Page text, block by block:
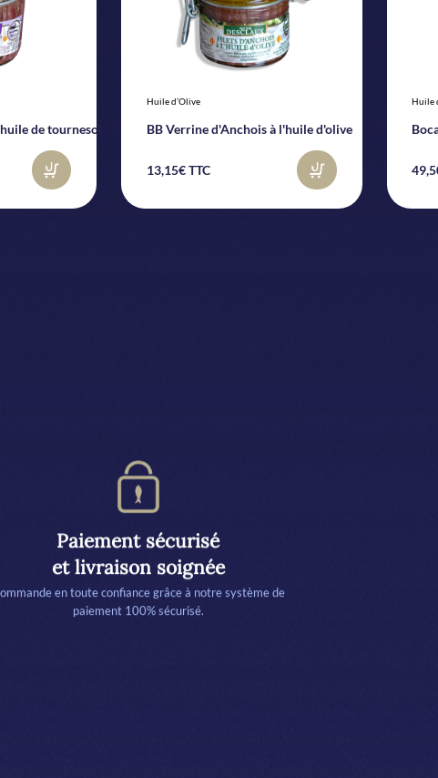
de tournesol
Huile d’Olive
BB Verrine d'Anchois à l'huile d'olive
13,15€ TTC
Huile
Paiement sécurisé
et livraison soignée
en toute confiance grâce à notre système de
paiement 100% sécurisé.